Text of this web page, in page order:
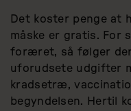
Det koster penge at
måske er gratis. For
foræret, så følger
uforudsete udgifter
kradsetræ,
begyndelsen. Hertil